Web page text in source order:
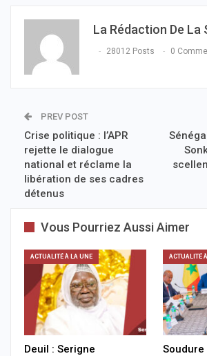
La Rédaction De La
28012 Posts 0
PREV POST
Crise politique : l’APR
rejette le dialogue
national et réclame la
libération de ses cadres
détenus
Vous Pourriez Aussi Aimer
ACTUALITÉ À LA UNE
Deuil : Serigne
ACTUALITÉ
Soudure